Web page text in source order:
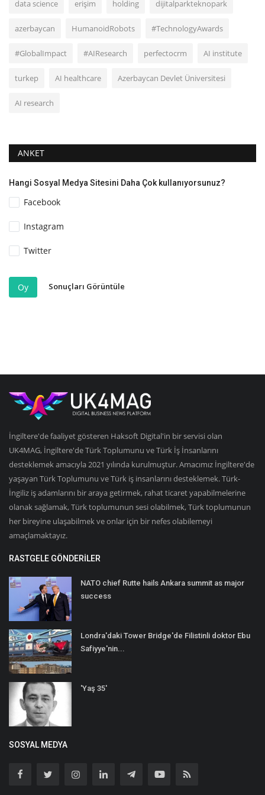
data science erişim holding dijitalparkteknopark
azerbaycan HumanoidRobots #TechnologyAwards
#GlobalImpact #AIResearch perfectocrm AI institute
turkep AI healthcare Azerbaycan Devlet Üniversitesi
AI research
ANKET
Hangi Sosyal Medya Sitesini Daha Çok kullanıyorsunuz?
Facebook
Instagram
Twitter
Oy Sonuçları Görüntüle
İngiltere'de faaliyet gösteren Haksoft Digital'in bir servisi olan
UK4MAG, İngiltere'de Türk Toplumunu ve Türk İş İnsanlarını
desteklemek amacıyla 2021 yılında kurulmuştur. Amacımız İngiltere'de
yaşayan Türk Toplumunu ve Türk iş insanlarını desteklemek. Türk-
İngiliz iş adamlarını bir araya getirmek, rahat ticaret yapabilmelerine
olanak sağlamak, Türk toplumunun sesi olabilmek, Türk toplumunun
her bireyine ulaşabilmek ve onlar için bir nefes olabilemeyi
amaçlamaktayız.
RASTGELE GÖNDERILER
NATO chief Rutte hails Ankara summit as major
success
Londra'daki Tower Bridge'de Filistinli doktor Ebu
Safiyye'nin...
'Yaş 35'
SOSYAL MEDYA